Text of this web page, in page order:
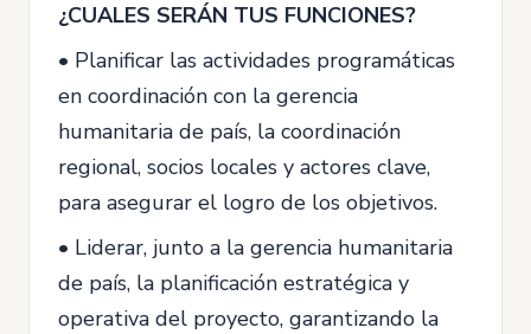
¿CUALES SERÁN TUS FUNCIONES?
• Planificar las actividades programáticas
en coordinación con la gerencia
humanitaria de país, la coordinación
regional, socios locales y actores clave,
para asegurar el logro de los objetivos.
• Liderar, junto a la gerencia humanitaria
de país, la planificación estratégica y
operativa del proyecto, garantizando la